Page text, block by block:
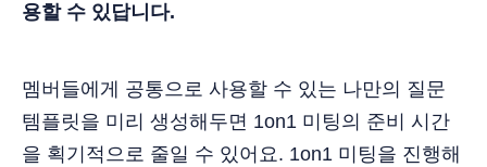
용할 수 있답니다.
멤버들에게 공통으로 사용할 수 있는 나만의 질문
템플릿을 미리 생성해두면 1on1 미팅의 준비 시간
을 획기적으로 줄일 수 있어요. 1on1 미팅을 진행해